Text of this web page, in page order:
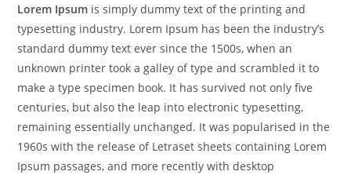
Lorem Ipsum is simply dummy text of the printing and
typesetting industry. Lorem Ipsum has been the industry’s
standard dummy text ever since the 1500s, when an
unknown printer took a galley of type and scrambled it to
make a type specimen book. It has survived not only five
centuries, but also the leap into electronic typesetting,
remaining essentially unchanged. It was popularised in the
1960s with the release of Letraset sheets containing Lorem
Ipsum passages, and more recently with desktop